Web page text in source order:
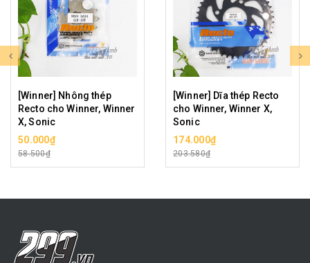
[Winner] Nhông thép
Recto cho Winner, Winner
X, Sonic
50.000₫
58.500₫
[Winner] Dĩa thép Recto
cho Winner, Winner X,
Sonic
174.000₫
203.580₫